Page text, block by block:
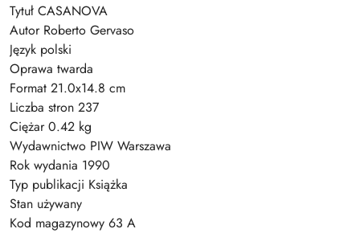
Tytuł CASANOVA
Autor Roberto Gervaso
Język polski
Oprawa twarda
Format 21.0x14.8 cm
Liczba stron 237
Ciężar 0.42 kg
Wydawnictwo PIW Warszawa
Rok wydania 1990
Typ publikacji Książka
Stan używany
Kod magazynowy 63 A